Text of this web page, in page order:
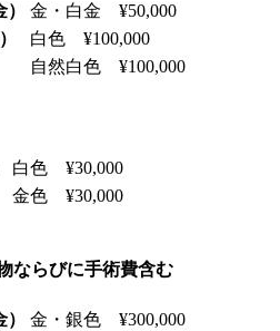
金・白金 ¥50,000
白色 ¥100,000
自然白色 ¥100,000
白色 ¥30,000
金色 ¥30,000
ならびに手術費含む
金・銀色 ¥300,000